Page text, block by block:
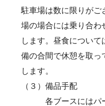
駐車場は数に限りがご
場の場合には乗り合わ
します。昼食につい
備の合間で休憩を取っ
します。
（３）備品手配
各ブースにはパー